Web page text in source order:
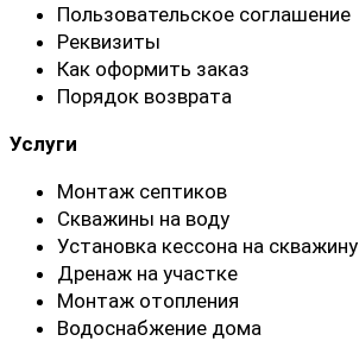
Пользовательское соглашение
Реквизиты
Как оформить заказ
Порядок возврата
Услуги
Монтаж септиков
Скважины на воду
Установка кессона на скважину
Дренаж на участке
Монтаж отопления
Водоснабжение дома